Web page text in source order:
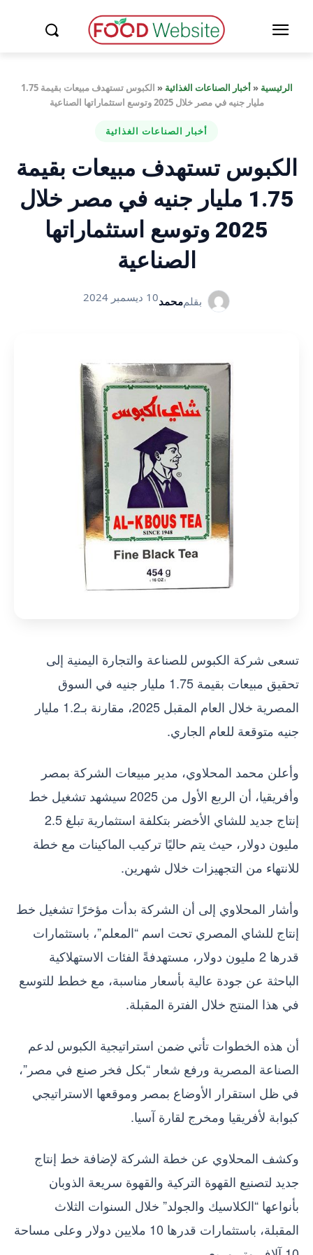
الرئيسية «أخبار الصناعات الغذائية «
الكبوس تستهدف مبيعات بقيمة 1.75
مليار جنيه في مصر خلال 2025 وتوسع استثماراتها الصناعية
أخبار الصناعات الغذائية
الكبوس تستهدف مبيعات بقيمة
1.75 مليار جنيه في مصر خلال
2025 وتوسع استثماراتها
الصناعية
بقلممحمد10 ديسمبر 2024
تسعى شركة الكبوس للصناعة والتجارة اليمنية إلى
تحقيق مبيعات بقيمة 1.75 مليار جنيه في السوق
المصرية خلال العام المقبل 2025، مقارنة بـ1.2 مليار
جنيه متوقعة للعام الجاري.
وأعلن محمد المحلاوي، مدير مبيعات الشركة بمصر
وأفريقيا، أن الربع الأول من 2025 سيشهد تشغيل خط
إنتاج جديد للشاي الأخضر بتكلفة استثمارية تبلغ 2.5
مليون دولار، حيث يتم حاليًا تركيب الماكينات مع خطة
للانتهاء من التجهيزات خلال شهرين.
وأشار المحلاوي إلى أن الشركة بدأت مؤخرًا تشغيل خط
إنتاج للشاي المصري تحت اسم “المعلم”، باستثمارات
قدرها 2 مليون دولار، مستهدفةً الفئات الاستهلاكية
الباحثة عن جودة عالية بأسعار مناسبة، مع خطط للتوسع
في هذا المنتج خلال الفترة المقبلة.
أن هذه الخطوات تأتي ضمن استراتيجية الكبوس لدعم
الصناعة المصرية ورفع شعار “بكل فخر صنع في مصر”،
في ظل استقرار الأوضاع بمصر وموقعها الاستراتيجي
كبوابة لأفريقيا ومخرج لقارة آسيا.
وكشف المحلاوي عن خطة الشركة لإضافة خط إنتاج
جديد لتصنيع القهوة التركية والقهوة سريعة الذوبان
بأنواعها “الكلاسيك والجولد” خلال السنوات الثلاث
المقبلة، باستثمارات قدرها 10 ملايين دولار وعلى مساحة